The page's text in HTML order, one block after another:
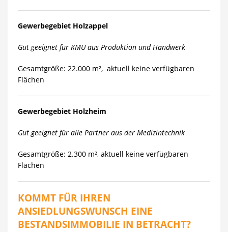
Gewerbegebiet Holzappel
Gut geeignet für KMU aus Produktion und Handwerk
Gesamtgröße: 22.000 m², aktuell keine verfügbaren
Flächen
Gewerbegebiet Holzheim
Gut geeignet für alle Partner aus der Medizintechnik
Gesamtgröße: 2.300 m², aktuell keine verfügbaren
Flächen
KOMMT FÜR IHREN
ANSIEDLUNGSWUNSCH EINE
BESTANDSIMMOBILIE IN BETRACHT?